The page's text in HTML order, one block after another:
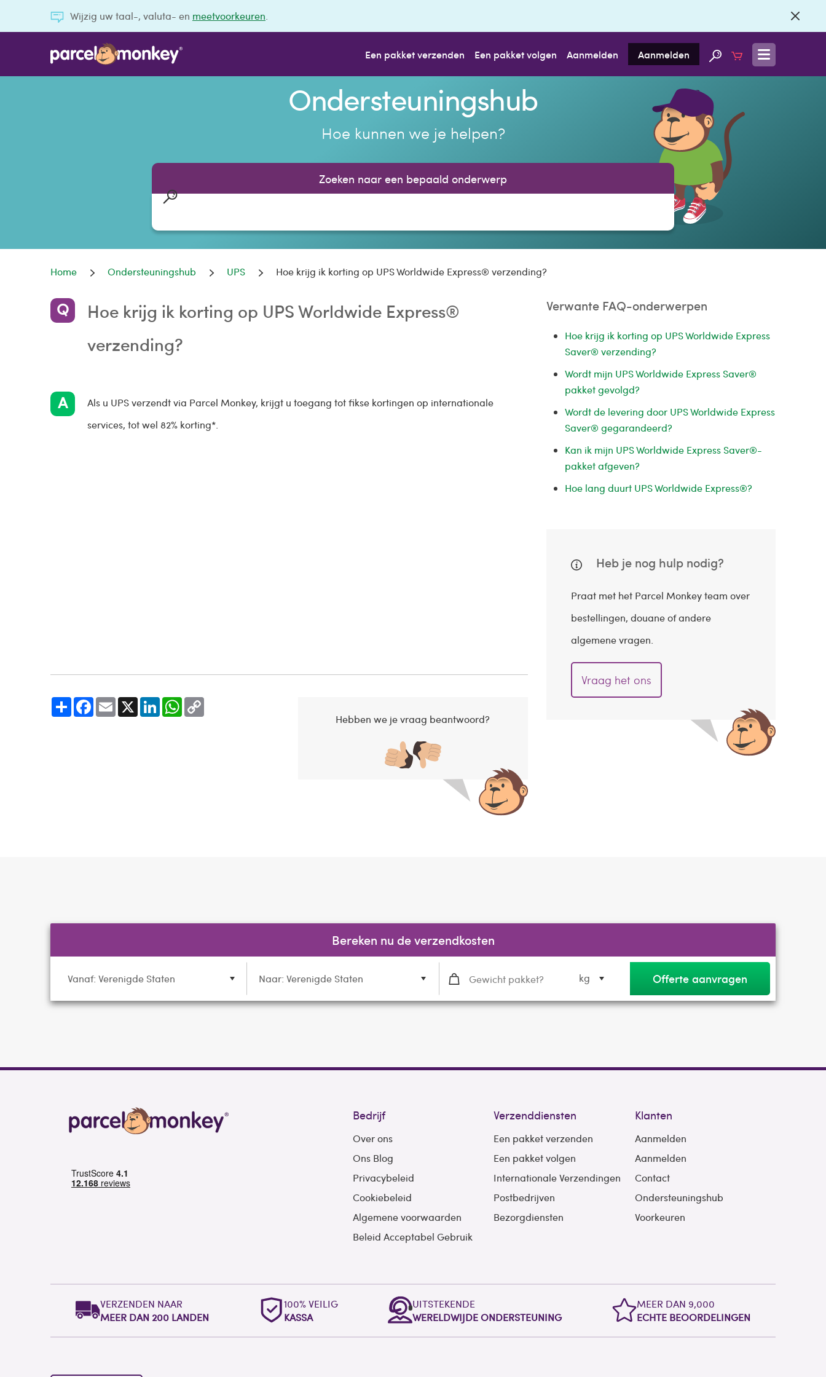
Wijzig uw taal-, valuta- en meetvoorkeuren
Een pakket verzenden Een pakket volgen Aanmelden Aanmelden
Ondersteuningshub
Hoe kunnen we je helpen?
Zoeken naar een bepaald onderwerp
Home Ondersteuningshub UPS Hoe krijg ik korting op UPS Worldwide Express® verzending?
Hoe krijg ik korting op UPS Worldwide Express®
verzending?
Als u UPS verzendt via Parcel Monkey, krijgt u toegang tot fikse kortingen op internationale
services, tot wel 82% korting*.
Share Facebook Email LinkedIn WhatsApp
Hebben we je vraag beantwoord?
Verwante FAQ-onderwerpen
Hoe krijg ik korting op UPS Worldwide Express
Saver® verzending?
Wordt mijn UPS Worldwide Express Saver®
pakket gevolgd?
Wordt de levering door UPS Worldwide Express
Saver® gegarandeerd?
Kan ik mijn UPS Worldwide Express Saver®-
pakket afgeven?
Hoe lang duurt UPS Worldwide Express®?
Heb je nog hulp nodig?
Praat met het Parcel Monkey team over
bestellingen, douane of andere
algemene vragen.
Vraag het ons
Bereken nu de verzendkosten
Vanaf: Verenigde Staten Naar: Verenigde Staten kg Offerte aanvragen
Bedrijf
Over ons
Ons Blog
Privacybeleid
Cookiebeleid
Algemene voorwaarden
Beleid Acceptabel Gebruik
Verzenddiensten
Een pakket verzenden
Een pakket volgen
Internationale Verzendingen
Postbedrijven
Bezorgdiensten
Klanten
Aanmelden
Aanmelden
Contact
Ondersteuningshub
Voorkeuren
VERZENDEN NAAR
MEER DAN 200 LANDEN
100% VEILIG
KASSA
UITSTEKENDE
WERELDWIJDE ONDERSTEUNING
MEER DAN 9,000
ECHTE BEOORDELINGEN